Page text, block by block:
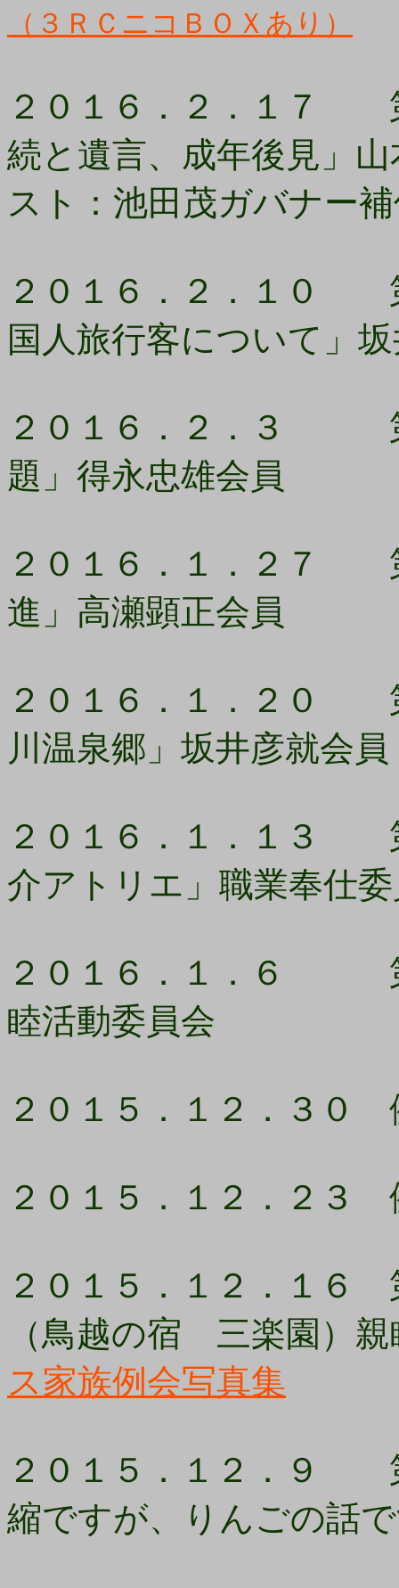
（３ＲＣニコＢＯＸあり）
２０１６．２．１７
続と遺言、成年後見」
スト：池田茂ガバナー
２０１６．２．１０
国人旅行客について」
２０１６．２．３
題」得永忠雄会員
２０１６．１．２７
進」高瀬顕正会員
２０１６．１．２０
川温泉郷」坂井彦就会員
２０１６．１．１３
介アトリエ」職業奉仕
２０１６．１．６ 第
睦活動委員会
２０１５．１２．３０
２０１５．１２．２３
２０１５．１２．１６
（鳥越の宿 三楽園）
ス家族例会写真集
２０１５．１２．９
縮ですが、りんごの話